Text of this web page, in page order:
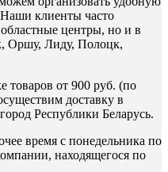
клиенты часто
центры, но и в
Оршу, Лиду, Полоцк,
товаров от 900 руб. (по
доставку в
Республики Беларусь.
время с понедельника по
находящегося по